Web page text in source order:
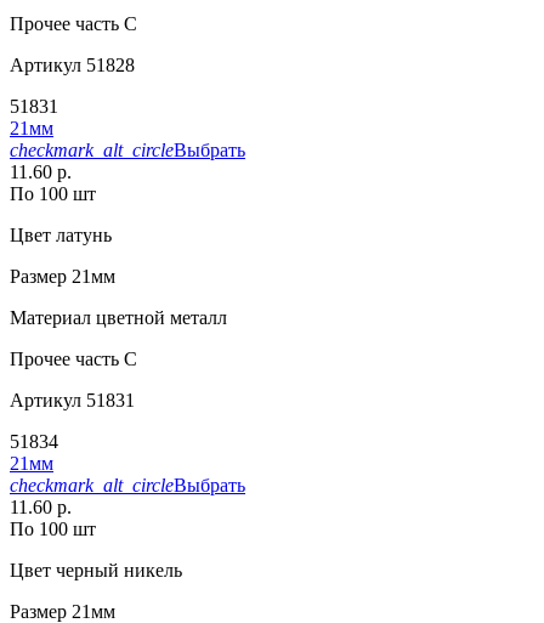
Прочее часть С
Артикул 51828
51831
21мм
checkmark_alt_circleВыбрать
11.60 р.
По 100 шт
Цвет латунь
Размер 21мм
Материал цветной металл
Прочее часть С
Артикул 51831
51834
21мм
checkmark_alt_circleВыбрать
11.60 р.
По 100 шт
Цвет черный никель
Размер 21мм